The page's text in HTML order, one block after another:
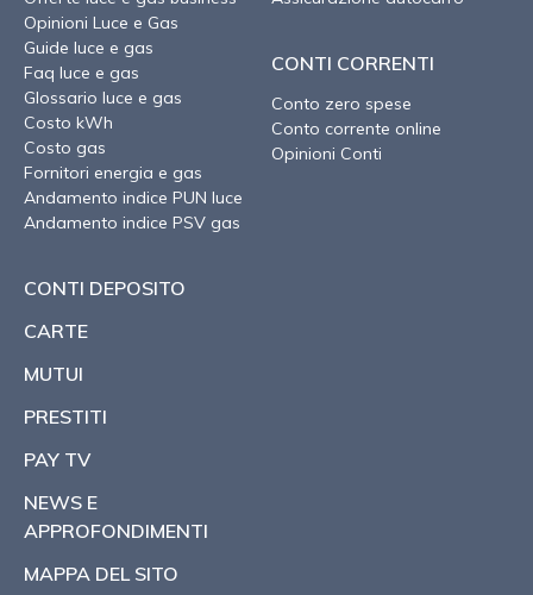
Opinioni Luce e Gas
Guide luce e gas
Faq luce e gas
Glossario luce e gas
Costo kWh
Costo gas
Fornitori energia e gas
Andamento indice PUN luce
Andamento indice PSV gas
CONTI CORRENTI
Conto zero spese
Conto corrente online
Opinioni Conti
CONTI DEPOSITO
CARTE
MUTUI
PRESTITI
PAY TV
NEWS E
APPROFONDIMENTI
MAPPA DEL SITO